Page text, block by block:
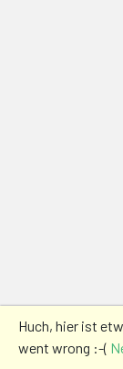
Huch, hier ist
went wrong :-(